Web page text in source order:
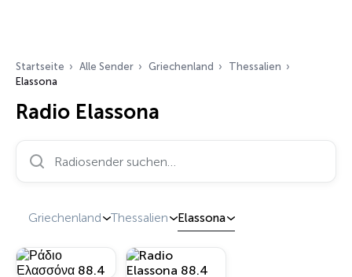
Startseite Alle Sender Griechenland
Thessalien
Elassona
Radio Elassona
Griechenland Thessalien Elassona